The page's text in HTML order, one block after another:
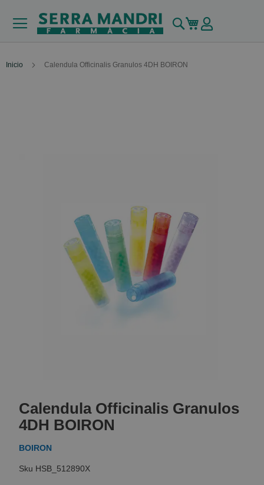
Buscar
Mi carrito
Inicio Calendula Officinalis Granulos 4DH BOIRON
the
beginning
of
the
gallery
Calendula Officinalis Granulos
4DH BOIRON
BOIRON
HSB_512890X